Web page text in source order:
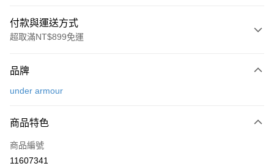
付款與運送方式
超取滿NT$899免運
信用卡一次付款
Apple Pay
街口支付
品牌
under armour
商品特色
商品編號
11607341